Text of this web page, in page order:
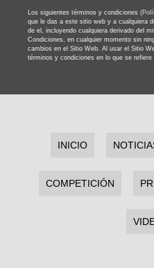
Los siguientes términos y condiciones
que le das a este sitio web y a cualquiera
de el, incluyendo cualquiera derivado del
Condiciones, en cualquier momento sin
cambios en el Sitio Web. Al usar el Sitio
términos y condiciones en lo que se refiere
INICIO
COMPETICIÓN